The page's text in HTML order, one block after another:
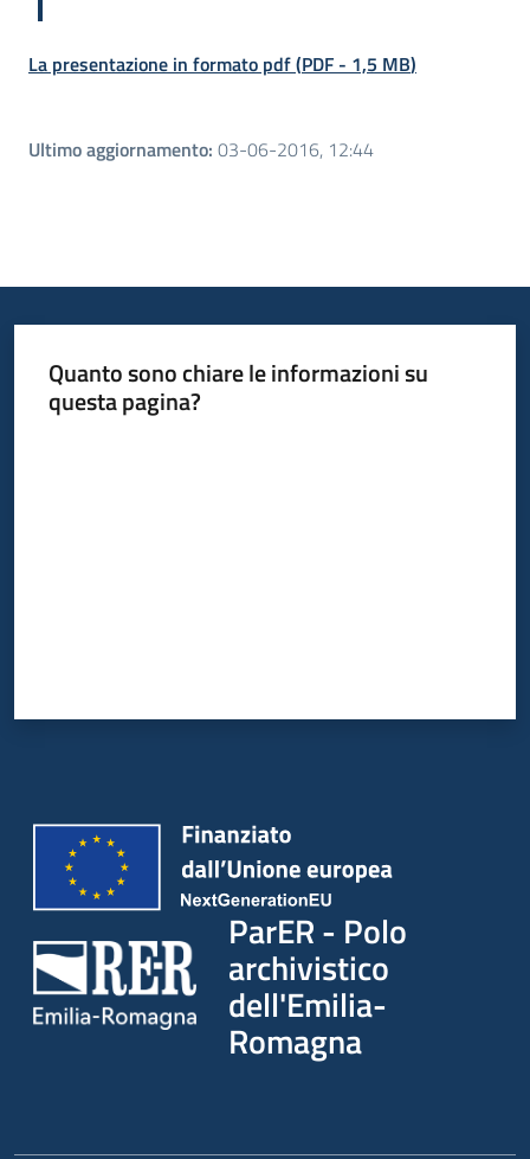
La presentazione in formato pdf(PDF - 1,5 MB)
Ultimo aggiornamento: 03-06-2016, 12:44
Quanto sono chiare le informazioni su
questa pagina?
ParER - Polo
archivistico
dell'Emilia-
Romagna